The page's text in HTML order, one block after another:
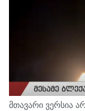
მთავარი ვერსია